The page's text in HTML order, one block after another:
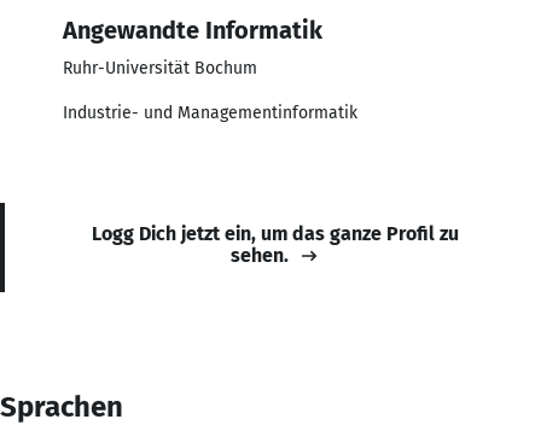
Angewandte Informatik
Ruhr-Universität Bochum
Industrie- und Managementinformatik
Logg Dich jetzt ein, um das ganze Profil zu
sehen.
Sprachen